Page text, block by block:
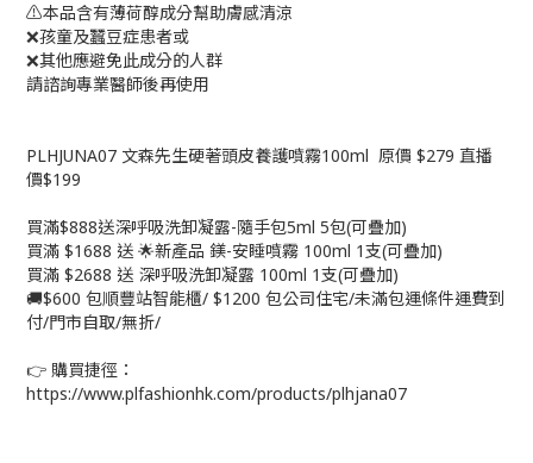
⚠️本品含有薄荷醇成分幫助膚感清涼
❌孩童及蠶豆症患者或
❌其他應避免此成分的人群
請諮詢專業醫師後再使用
PLHJUNA07 文森先生硬著頭皮養護噴霧100ml 原價 $279 直播
價$199
買滿$888送深呼吸洗卸凝露-隨手包5ml 5包(可疊加)
買滿 $1688 送 🌟新產品 鎂-安睡噴霧 100ml 1支(可疊加)
買滿 $2688 送 深呼吸洗卸凝露 100ml 1支(可疊加)
🚚$600 包順豐站智能櫃/ $1200 包公司住宅/未滿包運條件運費到
付/門市自取/無折/
👉 購買捷徑：
https://www.plfashionhk.com/products/plhjana07